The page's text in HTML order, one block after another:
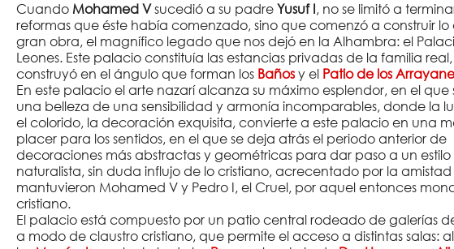
Cuando Mohamed Vsucedió a su padreYusuf I, no se limitó a
reformas que éste había comenzado, sino que comenzó a construir lo
gran obra, el magnífico legado que nos dejó en la Alhambra: el
Leones. Este palacio constituía las estancias privadas de la familia real,
construyó en el ángulo que forman los Baños y el Patio de los
En este palacio el arte nazarí alcanza su máximo esplendor, en el que
una belleza de una sensibilidad y armonía incomparables, donde la
el colorido, la decoración exquisita, convierte a este palacio en una
placer para los sentidos, en el que se deja atrás el periodo anterior de
decoraciones más abstractas y geométricas para dar paso a un estilo
naturalista, sin duda influjo de lo cristiano, acrecentado por la
mantuvieron Mohamed V y Pedro I, el Cruel, por aquel entonces
cristiano.
El palacio está compuesto por un patio central rodeado de galerías
a modo de claustro cristiano, que permite el acceso a distintas salas: